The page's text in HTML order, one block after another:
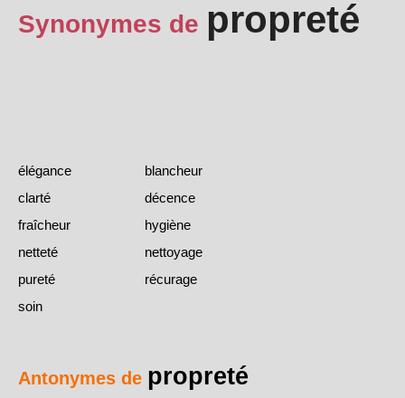
Synonymes de propreté
élégance
blancheur
clarté
décence
fraîcheur
hygiène
netteté
nettoyage
pureté
récurage
soin
Antonymes de propreté